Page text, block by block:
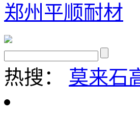
热搜： 莫来石